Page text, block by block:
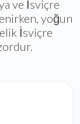
ve İsviçre
yoğun
İsviçre